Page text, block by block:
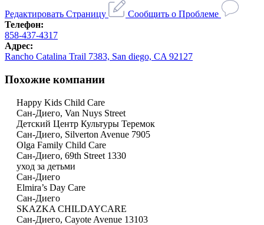
Редактировать Страницу
Сообщить о Проблеме
Телефон:
858-437-4317
Адрес:
Rancho Catalina Trail 7383, San diego, CA 92127
Похожие компании
Happy Kids Child Care
Сан-Диего, Van Nuys Street
Детский Центр Культуры Теремок
Сан-Диего, Silverton Avenue 7905
Olga Family Child Care
Сан-Диего, 69th Street 1330
уход за детьми
Сан-Диего
Elmira’s Day Care
Сан-Диего
SKAZKA CHILDAYCARE
Сан-Диего, Cayote Avenue 13103